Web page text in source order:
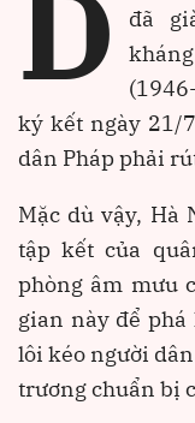
đã
ký kết ngày 21/
dân Pháp phải
Mặc dù vậy, Hà
tập kết của
phòng âm mưu
gian này để phá
lôi kéo người
trương chuẩn bị